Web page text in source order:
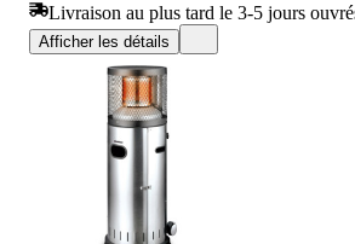
Livraison au plus tard le 3-5 jours
Afficher les détails